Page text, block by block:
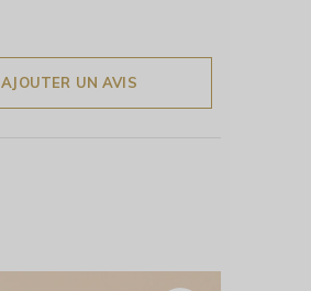
AJOUTER UN AVIS